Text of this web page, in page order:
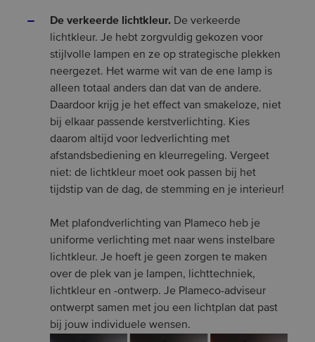
De verkeerde lichtkleur. De verkeerde
lichtkleur. Je hebt zorgvuldig gekozen voor
stijlvolle lampen en ze op strategische plekken
neergezet. Het warme wit van de ene lamp is
alleen totaal anders dan dat van de andere.
Daardoor krijg je het effect van smakeloze, niet
bij elkaar passende kerstverlichting. Kies
daarom altijd voor ledverlichting met
afstandsbediening en kleurregeling. Vergeet
niet: de lichtkleur moet ook passen bij het
tijdstip van de dag, de stemming en je interieur!
Met plafondverlichting van Plameco heb je
uniforme verlichting met naar wens instelbare
lichtkleur. Je hoeft je geen zorgen te maken
over de plek van je lampen, lichttechniek,
lichtkleur en -ontwerp. Je Plameco-adviseur
ontwerpt samen met jou een lichtplan dat past
bij jouw individuele wensen.